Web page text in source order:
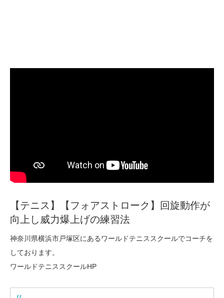
【テニス】【フォアストローク】回旋動作が
向上し威力爆上げの練習法
神奈川県横浜市戸塚区にあるワールドテニススクールでコーチを
しております。
ワールドテニススクールHP